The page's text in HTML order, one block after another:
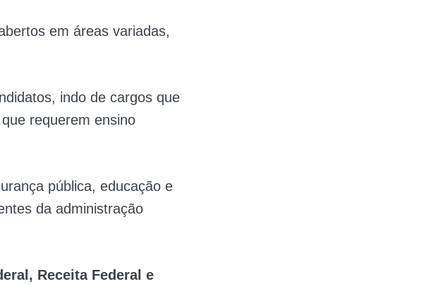
em áreas variadas,
indo de cargos que
requerem ensino
pública, educação e
da administração
Receita Federal e